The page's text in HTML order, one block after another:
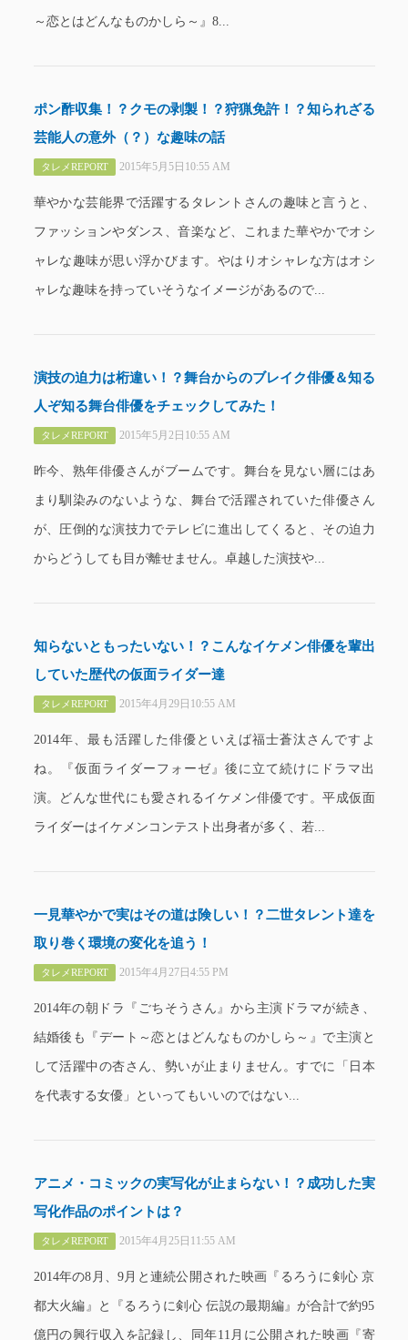
～恋とはどんなものかしら～』8...
ポン酢収集！？クモの剥製！？狩猟免許！？知られざる
芸能人の意外（？）な趣味の話
タレメREPORT 2015年5月5日10:55 AM
華やかな芸能界で活躍するタレントさんの趣味と言うと、
ファッションやダンス、音楽など、これまた華やかでオシ
ャレな趣味が思い浮かびます。やはりオシャレな方はオシ
ャレな趣味を持っていそうなイメージがあるので...
演技の迫力は桁違い！？舞台からのブレイク俳優＆知る
人ぞ知る舞台俳優をチェックしてみた！
タレメREPORT 2015年5月2日10:55 AM
昨今、熟年俳優さんがブームです。舞台を見ない層にはあ
まり馴染みのないような、舞台で活躍されていた俳優さん
が、圧倒的な演技力でテレビに進出してくると、その迫力
からどうしても目が離せません。卓越した演技や...
知らないともったいない！？こんなイケメン俳優を輩出
していた歴代の仮面ライダー達
タレメREPORT 2015年4月29日10:55 AM
2014年、最も活躍した俳優といえば福士蒼汰さんですよ
ね。『仮面ライダーフォーゼ』後に立て続けにドラマ出
演。どんな世代にも愛されるイケメン俳優です。平成仮面
ライダーはイケメンコンテスト出身者が多く、若...
一見華やかで実はその道は険しい！？二世タレント達を
取り巻く環境の変化を追う！
タレメREPORT 2015年4月27日4:55 PM
2014年の朝ドラ『ごちそうさん』から主演ドラマが続き、
結婚後も『デート～恋とはどんなものかしら～』で主演と
して活躍中の杏さん、勢いが止まりません。すでに「日本
を代表する女優」といってもいいのではない...
アニメ・コミックの実写化が止まらない！？成功した実
写化作品のポイントは？
タレメREPORT 2015年4月25日11:55 AM
2014年の8月、9月と連続公開された映画『るろうに剣心 京
都大火編』と『るろうに剣心 伝説の最期編』が合計で約95
億円の興行収入を記録し、同年11月に公開された映画『寄